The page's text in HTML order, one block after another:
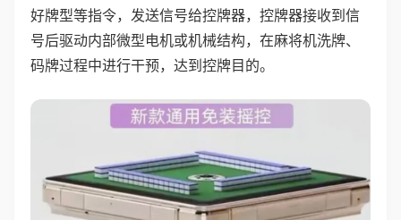
好牌型等指令，发送信号给控牌器，控牌器接收到信
号后驱动内部微型电机或机械结构，在麻将机洗牌、
码牌过程中进行干预，达到控牌目的。